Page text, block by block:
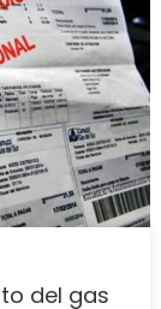
en
de
DAR
del gas